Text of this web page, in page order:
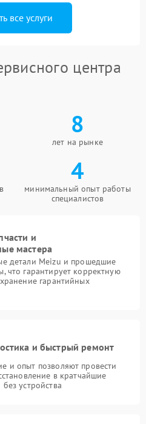
все услуги
центра
8
лет на рынке
4
минимальный опыт работы
специалистов
и
мастера
детали Meizu и прошедшие
что гарантирует корректную
гарантийных
и быстрый ремонт
и опыт позволяют провести
в кратчайшие
устройства